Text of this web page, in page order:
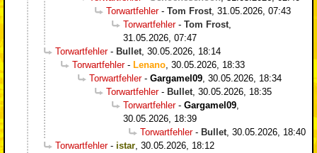
Torwartfehler- Tom Frost, 31.05.2026, 07:43
Torwartfehler- Tom Frost,
31.05.2026, 07:47
Torwartfehler- Bullet, 30.05.2026, 18:14
Torwartfehler- Lenano, 30.05.2026, 18:33
Torwartfehler- Gargamel09, 30.05.2026, 18:34
Torwartfehler- Bullet, 30.05.2026, 18:35
Torwartfehler- Gargamel09,
30.05.2026, 18:39
Torwartfehler- Bullet, 30.05.2026, 18:40
Torwartfehler- istar, 30.05.2026, 18:12